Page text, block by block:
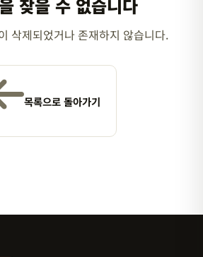
찾을 수 없습니다
삭제되었거나 존재하지 않습니다.
목록으로 돌아가기